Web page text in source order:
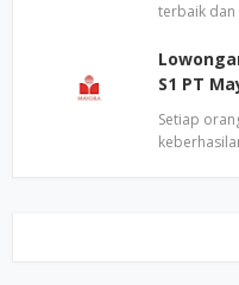
terbaik dan
S1 PT
Setiap